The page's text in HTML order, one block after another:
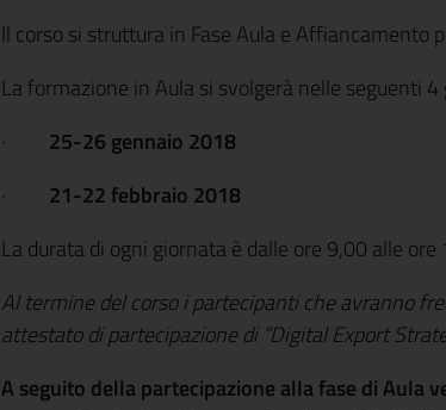
Il corso si struttura in Fase Aula e Affiancamento
La formazione in Aula si svolgerà nelle seguenti 4
· 25-26 gennaio 2018
· 21-22 febbraio 2018
La durata di ogni giornata è dalle ore 9,00 alle ore
Al termine del corso i partecipanti che avranno
attestato di partecipazione di “Digital Export
A seguito della partecipazione alla fase di Aula